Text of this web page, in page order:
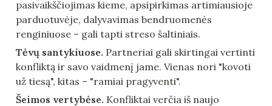
pasivaikščiojimas kieme, apsipirkimas artimiausioje
parduotuvėje, dalyvavimas bendruomenės
renginiuose – gali tapti streso šaltiniais.
Tėvų santykiuose. Partneriai gali skirtingai vertinti
konfliktą ir savo vaidmenį jame. Vienas nori "kovoti
už tiesą", kitas – "ramiai pragyventi".
Šeimos vertybėse. Konfliktai verčia iš naujo